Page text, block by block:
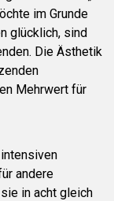
im Grunde
glücklich, sind
Die Ästhetik
Mehrwert für
andere
in acht gleich